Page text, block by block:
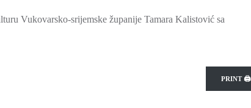
Vukovarsko-srijemske županije Tamara Kalistović sa
PRINT 🖨